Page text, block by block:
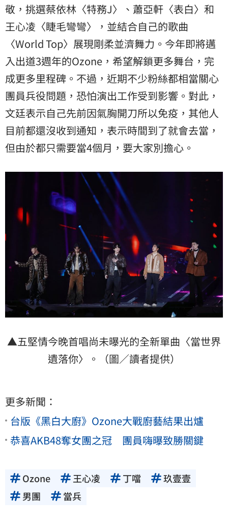
敬，挑選蔡依林〈特務J〉、蕭亞軒〈表白〉和
王心凌 〈睫毛彎彎〉，並結合自己的歌曲
〈World Top〉展現剛柔並濟舞力。今年即將邁
入出道3週年的Ozone，希望解鎖更多舞台，完
成更多里程碑。不過，近期不少粉絲都相當關心
團員兵役問題，恐怕演出工作受到影響。對此，
文廷表示自己先前因氣胸開刀所以免疫，其他人
目前都還沒收到通知，表示時間到了就會去當，
但由於都只需要當4個月，要大家別擔心。
▲五堅情今晚首唱尚未曝光的全新單曲〈當世界
遺落你〉。（圖／讀者提供）
更多新聞：
台版《黑白大廚》Ozone大戰廚藝結果出爐
恭喜AKB48奪女團之冠 團員嗨曝致勝關鍵
Ozone 王心凌 丁噹
玖壹壹
男團
當兵